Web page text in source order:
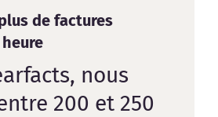
de factures
nous
200 et 250